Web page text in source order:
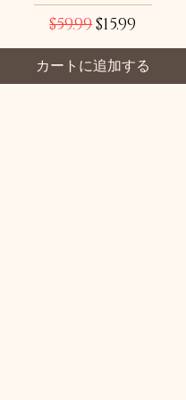
通常価格
$59.99セール価格
$15.99
カートに追加する